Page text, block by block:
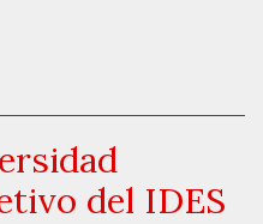
del IDES